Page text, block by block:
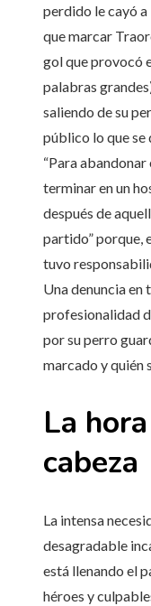
perdido le cayó
que marcar
gol que provocó
palabras
saliendo de su
público lo que se
“Para
terminar en un
después de
partido” porque,
tuvo
Una denuncia
profesionalidad
por su perro
marcado y quién
La
cabeza
La intensa
desagradable
está llenando el
héroes y